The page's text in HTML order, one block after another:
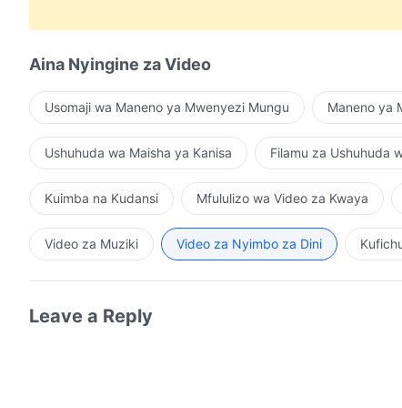
waliishi na kuongezeka kwa idadi kwa mpango wa
Kwa madhubuti wanashikilia sheria za Mungu;
kwa uangalifu, wanashika amri za Mungu
Matamshi Yake yote, kila wazo Analowaza,
Kwa nguvu za mamlaka Yake, matendo ya ajabu
Aina Nyingine za Video
Usomaji wa Maneno ya Mwenyezi Mungu Maneno ya
Ushuhuda wa Maisha ya Kanisa Filamu za Ushuhuda
Kuimba na Kudansi Mfululizo wa Video za Kwaya
Video za Muziki Video za Nyimbo za Dini
Leave a Reply